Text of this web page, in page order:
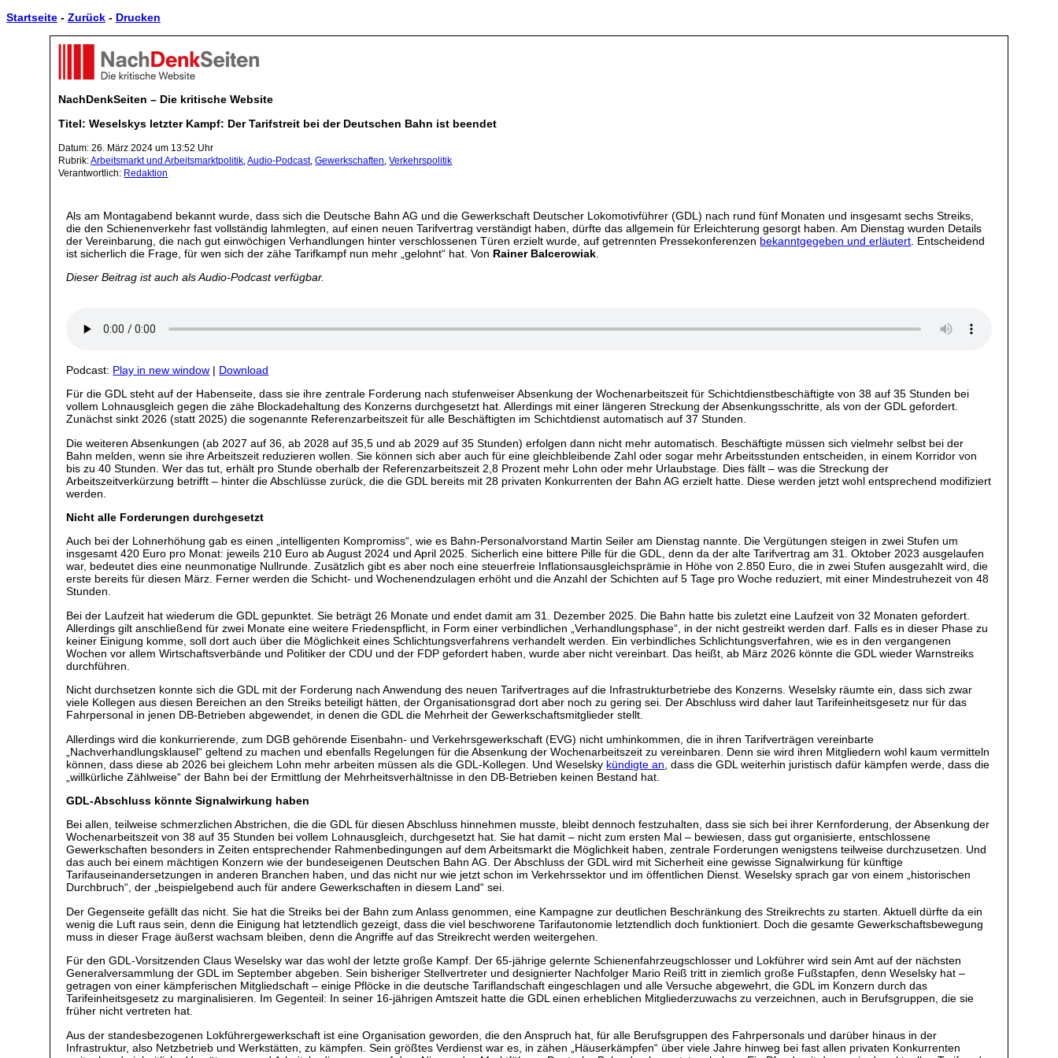
Startseite - Zurück - Drucken
NachDenkSeiten – Die kritische Website
Titel: Weselskys letzter Kampf: Der Tarifstreit bei der Deutschen Bahn ist beendet
Datum: 26. März 2024 um 13:52 Uhr
Rubrik:Arbeitsmarkt und Arbeitsmarktpolitik,Audio-Podcast,Gewerkschaften,Verkehrspolitik
Verantwortlich: Redaktion
Als am Montagabend bekannt wurde, dass sich die Deutsche Bahn AG und die Gewerkschaft Deutscher Lokomotivführer (GDL) nach rund fünf Monaten und insgesamt sechs Streiks,
die den Schienenverkehr fast vollständig lahmlegten, auf einen neuen Tarifvertrag verständigt haben, dürfte das allgemein für Erleichterung gesorgt haben. Am Dienstag wurden Details
der Vereinbarung, die nach gut einwöchigen Verhandlungen hinter verschlossenen Türen erzielt wurde, auf getrennten Pressekonferenzen bekanntgegeben und erläutert . Entscheidend
ist sicherlich die Frage, für wen sich der zähe Tarifkampf nun mehr „gelohnt“ hat. Von Rainer Balcerowiak
Dieser Beitrag ist auch als Audio-Podcast verfügbar.
Podcast: Play in new window | Download
Für die GDL steht auf der Habenseite, dass sie ihre zentrale Forderung nach stufenweiser Absenkung der Wochenarbeitszeit für Schichtdienstbeschäftigte von 38 auf 35 Stunden bei
vollem Lohnausgleich gegen die zähe Blockadehaltung des Konzerns durchgesetzt hat. Allerdings mit einer längeren Streckung der Absenkungsschritte, als von der GDL gefordert.
Zunächst sinkt 2026 (statt 2025) die sogenannte Referenzarbeitszeit für alle Beschäftigten im Schichtdienst automatisch auf 37 Stunden.
Die weiteren Absenkungen (ab 2027 auf 36, ab 2028 auf 35,5 und ab 2029 auf 35 Stunden) erfolgen dann nicht mehr automatisch. Beschäftigte müssen sich vielmehr selbst bei der
Bahn melden, wenn sie ihre Arbeitszeit reduzieren wollen. Sie können sich aber auch für eine gleichbleibende Zahl oder sogar mehr Arbeitsstunden entscheiden, in einem Korridor von
bis zu 40 Stunden. Wer das tut, erhält pro Stunde oberhalb der Referenzarbeitszeit 2,8 Prozent mehr Lohn oder mehr Urlaubstage. Dies fällt – was die Streckung der
Arbeitszeitverkürzung betrifft – hinter die Abschlüsse zurück, die die GDL bereits mit 28 privaten Konkurrenten der Bahn AG erzielt hatte. Diese werden jetzt wohl entsprechend modifiziert
werden.
Nicht alle Forderungen durchgesetzt
Auch bei der Lohnerhöhung gab es einen „intelligenten Kompromiss“, wie es Bahn-Personalvorstand Martin Seiler am Dienstag nannte. Die Vergütungen steigen in zwei Stufen um
insgesamt 420 Euro pro Monat: jeweils 210 Euro ab August 2024 und April 2025. Sicherlich eine bittere Pille für die GDL, denn da der alte Tarifvertrag am 31. Oktober 2023 ausgelaufen
war, bedeutet dies eine neunmonatige Nullrunde. Zusätzlich gibt es aber noch eine steuerfreie Inflationsausgleichsprämie in Höhe von 2.850 Euro, die in zwei Stufen ausgezahlt wird, die
erste bereits für diesen März. Ferner werden die Schicht- und Wochenendzulagen erhöht und die Anzahl der Schichten auf 5 Tage pro Woche reduziert, mit einer Mindestruhezeit von 48
Stunden.
Bei der Laufzeit hat wiederum die GDL gepunktet. Sie beträgt 26 Monate und endet damit am 31. Dezember 2025. Die Bahn hatte bis zuletzt eine Laufzeit von 32 Monaten gefordert.
Allerdings gilt anschließend für zwei Monate eine weitere Friedenspflicht, in Form einer verbindlichen „Verhandlungsphase“, in der nicht gestreikt werden darf. Falls es in dieser Phase zu
keiner Einigung komme, soll dort auch über die Möglichkeit eines Schlichtungsverfahrens verhandelt werden. Ein verbindliches Schlichtungsverfahren, wie es in den vergangenen
Wochen vor allem Wirtschaftsverbände und Politiker der CDU und der FDP gefordert haben, wurde aber nicht vereinbart. Das heißt, ab März 2026 könnte die GDL wieder Warnstreiks
durchführen.
Nicht durchsetzen konnte sich die GDL mit der Forderung nach Anwendung des neuen Tarifvertrages auf die Infrastrukturbetriebe des Konzerns. Weselsky räumte ein, dass sich zwar
viele Kollegen aus diesen Bereichen an den Streiks beteiligt hätten, der Organisationsgrad dort aber noch zu gering sei. Der Abschluss wird daher laut Tarifeinheitsgesetz nur für das
Fahrpersonal in jenen DB-Betrieben abgewendet, in denen die GDL die Mehrheit der Gewerkschaftsmitglieder stellt.
Allerdings wird die konkurrierende, zum DGB gehörende Eisenbahn- und Verkehrsgewerkschaft (EVG) nicht umhinkommen, die in ihren Tarifverträgen vereinbarte
„Nachverhandlungsklausel“ geltend zu machen und ebenfalls Regelungen für die Absenkung der Wochenarbeitszeit zu vereinbaren. Denn sie wird ihren Mitgliedern wohl kaum vermitteln
können, dass diese ab 2026 bei gleichem Lohn mehr arbeiten müssen als die GDL-Kollegen. Und Weselsky kündigte an , dass die GDL weiterhin juristisch dafür kämpfen werde, dass die
„willkürliche Zählweise“ der Bahn bei der Ermittlung der Mehrheitsverhältnisse in den DB-Betrieben keinen Bestand hat.
GDL-Abschluss könnte Signalwirkung haben
Bei allen, teilweise schmerzlichen Abstrichen, die die GDL für diesen Abschluss hinnehmen musste, bleibt dennoch festzuhalten, dass sie sich bei ihrer Kernforderung, der Absenkung der
Wochenarbeitszeit von 38 auf 35 Stunden bei vollem Lohnausgleich, durchgesetzt hat. Sie hat damit – nicht zum ersten Mal – bewiesen, dass gut organisierte, entschlossene
Gewerkschaften besonders in Zeiten entsprechender Rahmenbedingungen auf dem Arbeitsmarkt die Möglichkeit haben, zentrale Forderungen wenigstens teilweise durchzusetzen. Und
das auch bei einem mächtigen Konzern wie der bundeseigenen Deutschen Bahn AG. Der Abschluss der GDL wird mit Sicherheit eine gewisse Signalwirkung für künftige
Tarifauseinandersetzungen in anderen Branchen haben, und das nicht nur wie jetzt schon im Verkehrssektor und im öffentlichen Dienst. Weselsky sprach gar von einem „historischen
Durchbruch“, der „beispielgebend auch für andere Gewerkschaften in diesem Land“ sei.
Der Gegenseite gefällt das nicht. Sie hat die Streiks bei der Bahn zum Anlass genommen, eine Kampagne zur deutlichen Beschränkung des Streikrechts zu starten. Aktuell dürfte da ein
wenig die Luft raus sein, denn die Einigung hat letztendlich gezeigt, dass die viel beschworene Tarifautonomie letztendlich doch funktioniert. Doch die gesamte Gewerkschaftsbewegung
muss in dieser Frage äußerst wachsam bleiben, denn die Angriffe auf das Streikrecht werden weitergehen.
Für den GDL-Vorsitzenden Claus Weselsky war das wohl der letzte große Kampf. Der 65-jährige gelernte Schienenfahrzeugschlosser und Lokführer wird sein Amt auf der nächsten
Generalversammlung der GDL im September abgeben. Sein bisheriger Stellvertreter und designierter Nachfolger Mario Reiß tritt in ziemlich große Fußstapfen, denn Weselsky hat –
getragen von einer kämpferischen Mitgliedschaft – einige Pflöcke in die deutsche Tariflandschaft eingeschlagen und alle Versuche abgewehrt, die GDL im Konzern durch das
Tarifeinheitsgesetz zu marginalisieren. Im Gegenteil: In seiner 16-jährigen Amtszeit hatte die GDL einen erheblichen Mitgliederzuwachs zu verzeichnen, auch in Berufsgruppen, die sie
früher nicht vertreten hat.
Aus der standesbezogenen Lokführergewerkschaft ist eine Organisation geworden, die den Anspruch hat, für alle Berufsgruppen des Fahrpersonals und darüber hinaus in der
Infrastruktur, also Netzbetrieb und Werkstätten, zu kämpfen. Sein größtes Verdienst war es, in zähen „Häuserkämpfen“ über viele Jahre hinweg bei fast allen privaten Konkurrenten